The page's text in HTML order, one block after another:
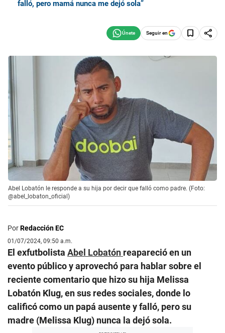
falló, pero mamá nunca me dejó sola”
Seguir en
Abel Lobatón le responde a su hija por decir que falló como padre. (Foto:
@abel_lobaton_oficial)
PorRedacción EC
01/07/2024, 09:50 a.m.
El exfutbolista Abel Lobatón reapareció en un
evento público y aprovechó para hablar sobre el
reciente comentario que hizo su hija Melissa
Lobatón Klug, en sus redes sociales, donde lo
calificó como un papá ausente y falló, pero su
madre (Melissa Klug) nunca la dejó sola.